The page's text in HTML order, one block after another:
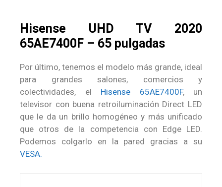
Hisense UHD TV 2020
65AE7400F – 65 pulgadas
Por último, tenemos el modelo más grande, ideal
para grandes salones, comercios y
colectividades, el Hisense 65AE7400F, un
televisor con buena retroiluminación Direct LED
que le da un brillo homogéneo y más unificado
que otros de la competencia con Edge LED.
Podemos colgarlo en la pared gracias a su
VESA.